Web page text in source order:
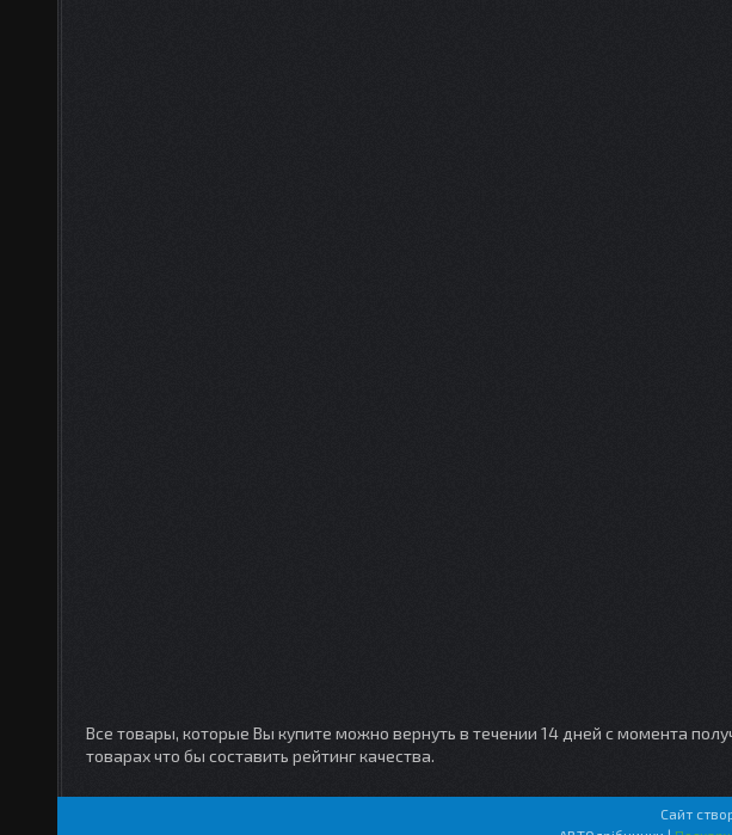
Все товары, которые Вы купите можно вернуть в течении 14 дней с момента
товарах что бы составить рейтинг качества.
Сайт